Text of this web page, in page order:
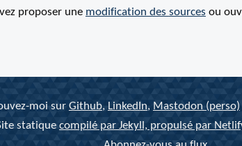
proposer une modification des sources ou
moi sur Github, LinkedIn, Mastodon (perso)
statique compilé par Jekyll, propulsé par